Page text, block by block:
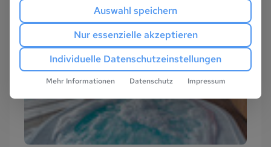
Auswahl speichern
Nur essenzielle akzeptieren
Individuelle Datenschutzeinstellungen
Mehr Informationen Datenschutz Impressum